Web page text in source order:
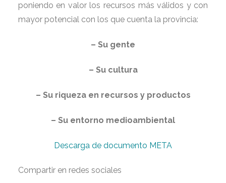
poniendo en valor los recursos más válidos y con
mayor potencial con los que cuenta la provincia:
– Su gente
– Su cultura
– Su riqueza en recursos y productos
– Su entorno medioambiental
Descarga de documento META
Compartir en redes sociales